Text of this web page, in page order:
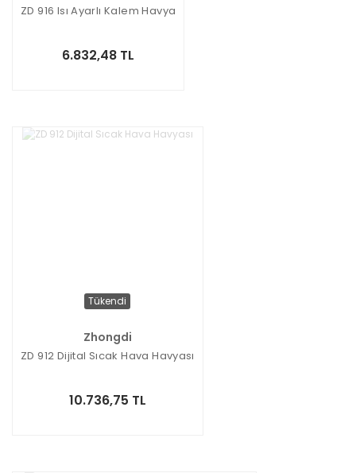
ZD 916 Isı Ayarlı Kalem Havya
6.832,48 TL
Tükendi
Zhongdi
ZD 912 Dijital Sıcak Hava Havyası
10.736,75 TL